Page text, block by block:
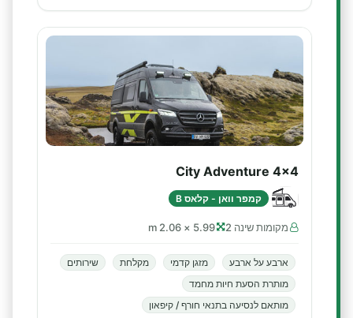
City Adventure 4x4
קמפר וואן - קלאס B
מקומות שינה 2 5.99 × 2.06 m
ארבע על ארבע מזגן קדמי מקלחת
שירותים
מותרת הסעת חיות מחמד
מותאם לנסיעה בתנאי חורף / קיפאון